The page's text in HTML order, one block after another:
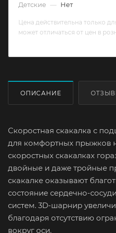
Детские — Нет
Цена действительна только
может отличаться от цен в
ОПИСАНИЕ
Скоростная скакалка с
для комфортных прыжков
скоростных скакалках
двойные и даже тройные
скакалке оказывают
состояние сердечно-
систем. 3D-шарнир
благодаря отсутствию
вокруг оси.